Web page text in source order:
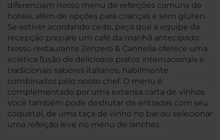
diferenciam nosso menu de refeições comuns de
hotéis, além de opções para crianças e sem glúten.
Se estiver acordando cedo, peça que a equipe da
recepção prepare um café da manhã antecipado.
Nosso restaurante Zenzero & Cannella oferece uma
eclética fusão de deliciosos pratos internacionais e
tradicionais sabores italianos, habilmente
combinados pelo nosso chef. O menu é
complementado por uma extensa carta de vinhos.
Você também pode desfrutar de entradas com seu
coquetel, de uma taça de vinho no bar ou selecionar
uma refeição leve no menu de lanches.